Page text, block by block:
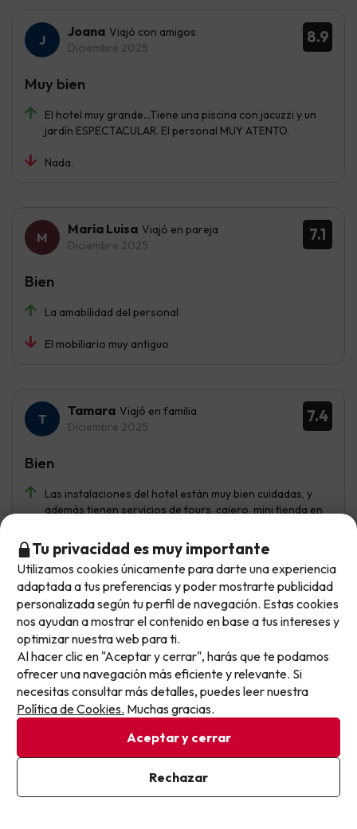
8.9
Joana Viajó con amigos
Diciembre 2025
El hotel muy grande...Tiene una piscina con jacuzzi y un
jardín ESPECTACULAR. El personal MUY ATENTO.
Nada.
Muy bien
7.1
María Luisa Viajó en pareja
Diciembre 2025
La amabilidad del personal
El mobiliario muy antiguo
Bien
7.4
Tamara Viajó en familia
Diciembre 2025
Las instalaciones del hotel están muy bien cuidadas, y
además tienen servicios de tours, cajero, mini tienda en
El aparcamiento es de pago y complicado de aparcar por
la zona, la limpieza de las habitaciones es un poco
escueta y la comida debería ser más variada ya que
estamos en España y se lleva la dieta mediterránea
Bien
Pablo Viajó en pareja
Noviembre 2025
La atención del personal y amabilidad.
Normal
No llegas tarde: llegas al siguiente.
Este chollo ya ha caducado, pero cada día lanzamos
nuevas oportunidades para viajar mejor y pagar
menos.
Apúntate y que el próximo no se te escape.
Pon tu mejor e-mail
Ya estoy suscrito
Al suscribirte, confirmas haber leído y estar de acuerdo con la
Tu privacidad es muy importante
Utilizamos cookies únicamente para darte una experiencia
adaptada a tus preferencias y poder mostrarte publicidad
personalizada según tu perfil de navegación. Estas cookies
nos ayudan a mostrar el contenido en base a tus intereses y
optimizar nuestra web para ti.
Al hacer clic en "Aceptar y cerrar", harás que te podamos
ofrecer una navegación más eficiente y relevante. Si
necesitas consultar más detalles, puedes leer nuestra
Política de Cookies. Muchas gracias.
Aceptar y cerrar
Rechazar